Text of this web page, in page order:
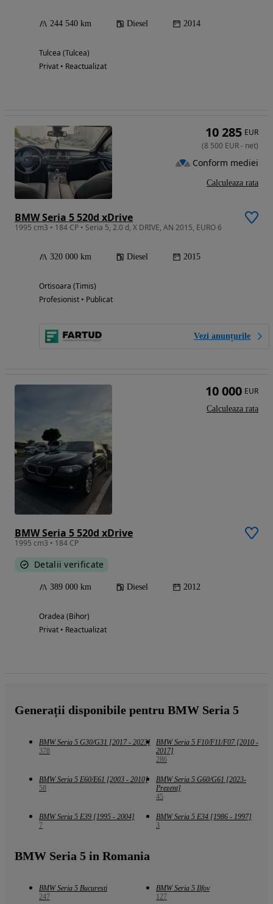
244 540 km Diesel 2014
Tulcea (Tulcea)
Privat • Reactualizat
BMW Seria 5 520d xDrive
1995 cm3 • 184 CP • Seria 5, 2.0 d, X DRIVE, AN 2015, EURO 6
320 000 km Diesel 2015
Ortisoara (Timis)
Profesionist • Publicat
Vezi anunțurile
10 285 EUR
(8 500 EUR- net)
Conform mediei
Calculeaza rata
BMW Seria 5 520d xDrive
1995 cm3 • 184 CP
Detalii verificate
389 000 km Diesel 2012
Oradea (Bihor)
Privat • Reactualizat
10 000 EUR
Calculeaza rata
Generații disponibile pentru BMW Seria 5
BMW Seria 5 G30/G31 [2017 - 2023]
378
BMW Seria 5 F10/F11/F07 [2010 -
2017]
286
BMW Seria 5 E60/E61 [2003 - 2010]
58
BMW Seria 5 G60/G61 [2023-
Prezent]
45
BMW Seria 5 E39 [1995 - 2004]
7
BMW Seria 5 E34 [1986 - 1997]
3
BMW Seria 5 in Romania
BMW Seria 5 Bucuresti
247
BMW Seria 5 Ilfov
127